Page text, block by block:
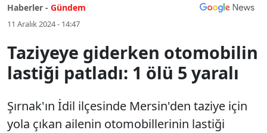
Haberler - Gündem
11 Aralık 2024 - 14:47
Taziyeye giderken otomobilin
lastiği patladı: 1 ölü 5 yaralı
Şırnak'ın İdil ilçesinde Mersin'den taziye için
yola çıkan ailenin otomobillerinin lastiği